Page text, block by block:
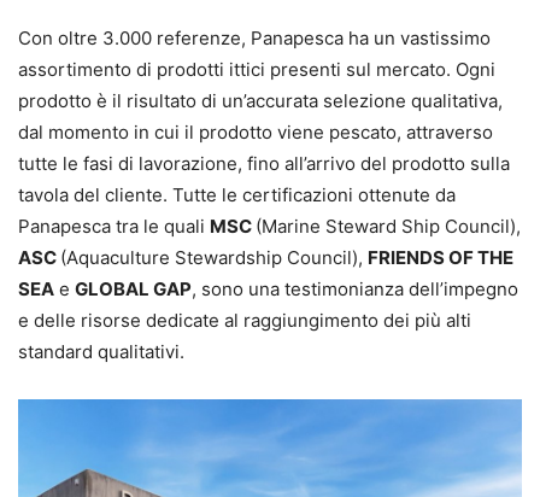
Con oltre 3.000 referenze, Panapesca ha un vastissimo
assortimento di prodotti ittici presenti sul mercato. Ogni
prodotto è il risultato di un’accurata selezione qualitativa,
dal momento in cui il prodotto viene pescato, attraverso
tutte le fasi di lavorazione, fino all’arrivo del prodotto sulla
tavola del cliente. Tutte le certificazioni ottenute da
Panapesca tra le quali MSC (Marine Steward Ship Council),
ASC (Aquaculture Stewardship Council), FRIENDS OF THE
SEA e GLOBAL GAP, sono una testimonianza dell’impegno
e delle risorse dedicate al raggiungimento dei più alti
standard qualitativi.